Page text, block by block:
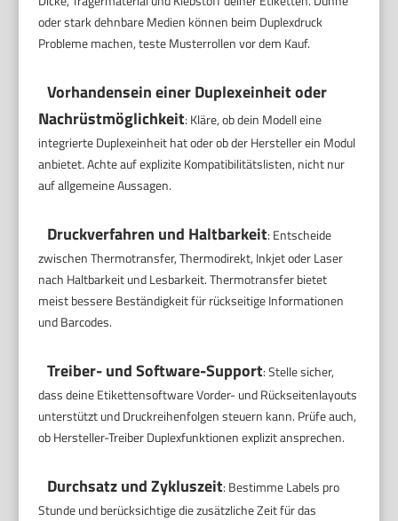
oder stark dehnbare Medien können beim Duplexdruck
Probleme machen, teste Musterrollen vor dem Kauf.
Vorhandensein einer Duplexeinheit oder
Nachrüstmöglichkeit: Kläre, ob dein Modell eine
integrierte Duplexeinheit hat oder ob der Hersteller ein Modul
anbietet. Achte auf explizite Kompatibilitätslisten, nicht nur
auf allgemeine Aussagen.
Druckverfahren und Haltbarkeit: Entscheide
zwischen Thermotransfer, Thermodirekt, Inkjet oder Laser
nach Haltbarkeit und Lesbarkeit. Thermotransfer bietet
meist bessere Beständigkeit für rückseitige Informationen
und Barcodes.
Treiber- und Software-Support: Stelle sicher,
dass deine Etikettensoftware Vorder- und Rückseitenlayouts
unterstützt und Druckreihenfolgen steuern kann. Prüfe auch,
ob Hersteller-Treiber Duplexfunktionen explizit ansprechen.
Durchsatz und Zykluszeit: Bestimme Labels pro
Stunde und berücksichtige die zusätzliche Zeit für das